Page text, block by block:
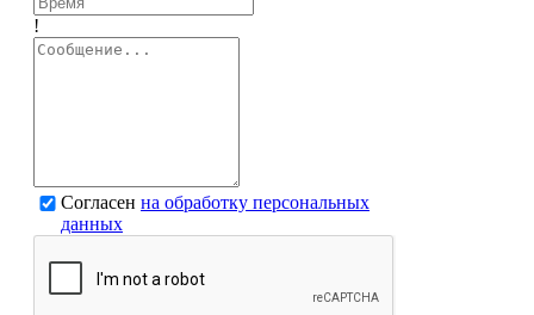
!
Согласен на обработку персональных
данных